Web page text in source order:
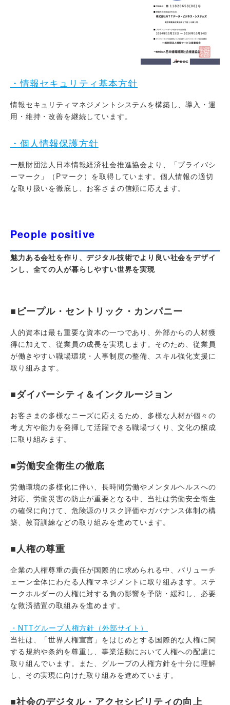
・情報セキュリティ基本方針
情報セキュリティマネジメントシステムを構築し、導入・運
用・維持・改善を継続しています。
・個人情報保護方針
一般財団法人日本情報経済社会推進協会より、「プライバシ
ーマーク」（Pマーク）を取得しています。個人情報の適切
な取り扱いを徹底し、お客さまの信頼に応えます。
People positive
魅力ある会社を作り、デジタル技術でより良い社会をデザイ
ンし、全ての人が暮らしやすい世界を実現
■ピープル・セントリック・カンパニー
人的資本は最も重要な資本の一つであり、外部からの人材獲
得に加えて、従業員の成長を実現します。そのため、従業員
が働きやすい職場環境・人事制度の整備、スキル強化支援に
取り組みます。
■ダイバーシティ＆インクルージョン
お客さまの多様なニーズに応えるため、多様な人材が個々の
考え方や能力を発揮して活躍できる職場づくり、文化の醸成
に取り組みます。
■労働安全衛生の徹底
労働環境の多様化に伴い、長時間労働やメンタルヘルスへの
対応、労働災害の防止が重要となる中、当社は労働安全衛生
の確保に向けて、危険源のリスク評価やガバナンス体制の構
築、教育訓練などの取り組みを進めています。
■人権の尊重
企業の人権尊重の責任が国際的に求められる中、バリューチ
ェーン全体にわたる人権マネジメントに取り組みます。ステ
ークホルダーの人権に対する負の影響を予防・緩和し、必要
な救済措置の取組みを進めます。
・NTTグループ人権方針（外部サイト）
当社は、「世界人権宣言」をはじめとする国際的な人権に関
する規約や条約を尊重し、事業活動において人権への配慮に
取り組んでいます。また、グループの人権方針を十分に理解
し、その実現に向けた取り組みを進めています。
■社会のデジタル・アクセシビリティの向上